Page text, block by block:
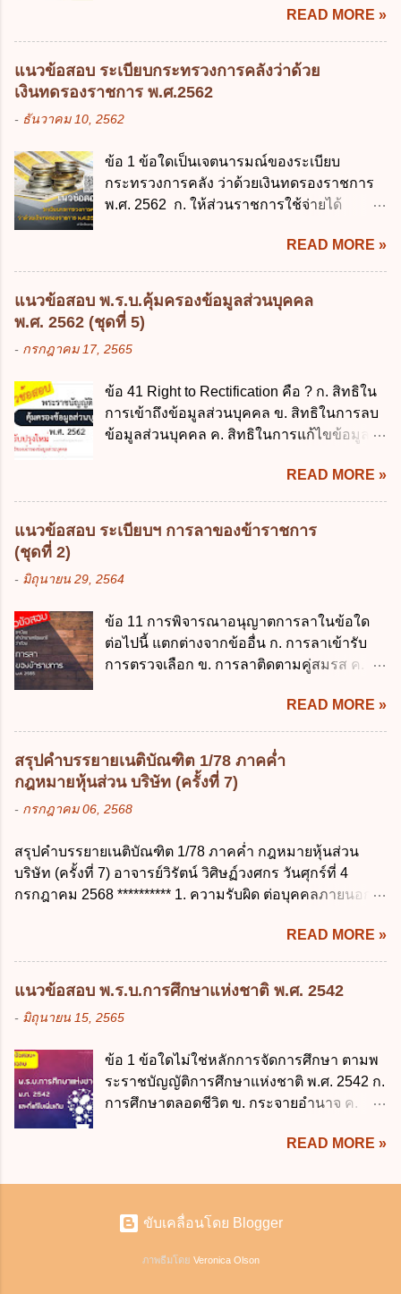
พัฒนารัฐบาลดิจิทัลโดยตำแหน่ง ม...
2562 ค. 28 พฤษภาคม 2562 ง. 29
พฤษภาคม 2562 ข้อ 4 "บุคคลหรือนิติบุคคล
ซึ่งมีอำนาจหน้าที่ตัดสินใจเกี่ยวกับการเก็บ
รวบรวม ใช้ หรือเปิดเผยข้อมูลส่วนบุคคล" คือ
พนักงานเจ้าหน้าที่ ง. ไม่มีข้อใดถูกต้อง ข้อ 5 ผู้
มีอำนาจแต่งตั้งพนักงานเจ้าหน้าที่ตามพระ
ราชบัญญัติคุ้มครองข้อมูลส่วนบุคคล พ.ศ.
เรื่อง หลักเกณฑ์และวิธีการปฏิบัติสำหรับผู้ที่
มิใช่ผู้ปกครองซึ่งมีเด็กที่มีอายุในเกณฑ์การ
ศึกษาภาคบังคับอาศัยอยู่" ออกตามความใน
มีสาระสำคัญดังนี้ 1. คำว่า "เด็ก" หมายถึง เด็ก
เว้นแต่เด็กที่สอบได้ชั้นปีที่ 9 ของการศึกษา
ภาคบังคับแล้ว 2. ผู้ปกครอง คือ 2.1 บิดา
มารดา 2.2 บิดาหรือมารดา ซึ่งเป็นผู้ใช้
กฎหมายแพ่งและพาณิชย์ 2.4 บุคคลที่เด็ก
อยู่ด้วยเป็นประจำหรือที่เด็กอยู่รับใช้การงาน
3. ผู้ปกครองดังกล่าว มีหน้าที่ ส่งเด็กเข้าเรียน
ในสถานศึกษาในวันแรกของการเปิดเรียนภาค
การเปิดเรียนภาคต้น ถ้าสถานศึกษายังมิไ...
READ MORE »
แนวข้อสอบ ระเบียบกระทรวงการคลังว่าด้วย
เงินทดรองราชการ พ.ศ.2562
- ธันวาคม 10, 2562
ข้อ 1 ข้อใดเป็นเจตนารมณ์ของระเบียบ
กระทรวงการคลัง ว่าด้วยเงินทดรองราชการ
พ.ศ. 2562 ก. ให้ส่วนราชการใช้จ่ายได้
ส่วนราชการมีเงินทดรองราชการเพื่อรองจ่าย
ตามข้อผูกพันในการกู้เงินจากต่างประเทศ ค.
รองรับการปฏิบัติงานด้านการเงินการคลังตาม
นโยบาย New GFMIS Thai ง. สนับสนุนการให้
ความช่วยเหลือในกรณีจำเป็นเร่งด่วนที่ไม่
สามารถรอการเบิกเงินจากงบประมาณได้ ข้อ
ราชการ พ.ศ. 2562 ออกโดยอาศัยกฎหมาย
แม่บทใด ก. พระราชบัญญัติวิธีการงบ
ประมาณ พ.ศ. 2561 ข. พระราชบัญญัติวินัย
บัญญัติเงินคงคลัง พ.ศ. 2491 ง. ระเบียบ
กระทรวงการคลัง ว่าด้วยการเบิกเงินจากคลัง
การรับเงิน การจ่ายเงิน การเก็บรักษาเงิน และ
สำรองจ่ายได้แห่งละไม่เกินเท่าใร ก. 100,000
บาท ข. 50,000 บาท ค. 30,000 บาท ง. 10,000
บาท ข้อ 4 ดอกเบี้ยที่เกิดจากการนำเงินทดรอง
READ MORE »
แนวข้อสอบ พ.ร.บ.คุ้มครองข้อมูลส่วนบุคคล
พ.ศ. 2562 (ชุดที่ 5)
- กรกฎาคม 17, 2565
ข้อ 41 Right to Rectification คือ ? ก. สิทธิใน
การเข้าถึงข้อมูลส่วนบุคคล ข. สิทธิในการลบ
ข้อมูลส่วนบุคคล ค. สิทธิในการแก้ไขข้อมูล
การประมวลผลข้อมูลส่วนบุคคล ข้อ 42 ผู้
ควบคุมข้อมูลส่วนบุคคลต้องแก้ไขข้อมูลส่วน
บุคคลตามหลักการข้อใด ก. ถูกต้อง เป็น
กฎหมายคุ้มครองข้อมูลส่วนบุคคล ในกรณีผู้
ข้อมูลส่วนบุคคลให้ถูกต้อง ก. ร้องทุกข์ ข. ร้อง
เรียน ค. อุทธรณ์ ง. ฟ้องร้อง ข้อ 44 หลักการ
สำคัญของสิทธิในการลบข้อมูลส่วนบุคคล คือ
ลบข้อมูลส่วนบุคคล ข. ขอให้ทำลายข้อมูล
ส่วนบุคคล ค. ทำให้ข้อมูลส่วนบุคคลไม่
สามารถระบุถึงตนได้ ง. ถูกทุกข้อ ข้อ 45
เงื่อนไข ในการใช้สิทธิลบข้อมูลส่วนบุคคล ข้อ
ส่วนบุคคลที่ไม่สมบูรณ์ ค. เจ้าของข้อมูลส่วน
บุคคลถอนความยินยอมในการเก็บรวบรวม
ใช้หรือเปิดเผยข้อมูลส่วนบุคคล ง. ข้อมูลส่วน
บุคคลได้ถูกใช้ประมวลผลโดยไม่ชอบด้วย
READ MORE »
แนวข้อสอบ ระเบียบฯ การลาของข้าราชการ
(ชุดที่ 2)
- มิถุนายน 29, 2564
ข้อ 11 การพิจารณาอนุญาตการลาในข้อใด
ต่อไปนี้ แตกต่างจากข้ออื่น ก. การลาเข้ารับ
การตรวจเลือก ข. การลาติดตามคู่สมรส ค.
ปฏิบัติการวิจัย หรือดูงาน ข้อ 12 ข้อใด ไม่ ถูก
ต้องเกี่ยวกับการลาไปช่วยเหลือภริยาที่คลอด
บุตร ก. ต้องเป็นภริยาโดยชอบด้วยกฎหมาย ข.
ลาได้เพียงครั้งเดียว ค. ต้องลาภายใน 90 วัน
นับแต่วันที่คลอดบุตร ง. ลาได้ครั้งหนึ่งติดต่อ
กันไม่เกิน 15 วันทำการ ข้อ 13 สิทธิลากิจส่วน
เกิน 90 วัน ข. ลาต่อเนื่องจากการคลอดบุตรได้
ไม่เกิน 90 วันทำการ ค. ลาได้ไม่เกิน 120 วัน
ง. ลาต่อเนื่องจากการคลอดบุตรได้ไม่เกิน 150
รัฐมนตรี ว่าด้วยการลาของข้าราชการ พ.ศ.
2555 กำหนดให้ข้าราชการที่รับราชการติดต่อ
กันมาแล้วไม่น้อยกว่า 10 ปี มีสิทธินำวันลาพัก
เกิน 20 วันทำการ ง. ไม่เกิน 30 วันทำการ ข้อ
15 การลาติดตามคู่สมรส ต้องมีระยะเวลาไม่
เกินกำหนดในข้อใดเพื่อมิให้มีผลเป็นการลา
READ MORE »
สรุปคำบรรยายเนติบัณฑิต 1/78 ภาคค่ำ
กฎหมายหุ้นส่วน บริษัท (ครั้งที่ 7)
- กรกฎาคม 06, 2568
สรุปคำบรรยายเนติบัณฑิต 1/78 ภาคค่ำ กฎหมายหุ้นส่วน
บริษัท (ครั้งที่ 7) อาจารย์วิรัตน์ วิศิษฏ์วงศกร วันศุกร์ที่ 4
กรกฎาคม 2568 ********** 1. ความรับผิด ต่อบุคคลภายนอก
คนใดคนหนึ่งได้จัดทำไปในทางที่เป็น ธรรมดาการค้าขาย
ของห้างหุ้นส่วน ม.1050 , 1025 โดยพิจารณาตามสภาพแห่ง
กิจการ การงานของห้าง และประเพณีทางการค้า -หุ้นส่วน
หรือมีอำนาจจัดการหรือไม่ก็ตาม จึงเป็นไปตามหลักกฎหมาย
คุ้มครองบุคคลภายนอกผู้สุจริต ไม่ว่าการจัดการนั้นจะก่อให้
เกิดมูลหนี้ใดก็ตาม รวมถึงมูลละเมิด 1.1) กรณีห้างหุ้นส่วน
สามัญจดทะเบียน เมื่อห้าง ผิดนัด ชำระหนี้ เจ้าหนี้ของห้างฯ
ชอบที่จะเรียกให้ชำระหนี้เอาแต่ผู้เป็นหุ้นส่วนคนใคคนหนึ่ง
ก็ได้ ม.1070 เว้นแต่ ผู้เป็นหุ้นส่วนพิสูจน์ได้ว่า สินทรัพย์ของ
กรณีค้ำประกัน ม.689 ศาลใช้ดุลพินิจไม่ได้) 1.2) กรณีห้างหุ้น
READ MORE »
แนวข้อสอบ พ.ร.บ.การศึกษาแห่งชาติ พ.ศ. 2542
- มิถุนายน 15, 2565
ข้อ 1 ข้อใดไม่ใช่หลักการจัดการศึกษา ตามพ
ระราชบัญญัติการศึกษาแห่งชาติ พ.ศ. 2542 ก.
การศึกษาตลอดชีวิต ข. กระจายอำนาจ ค.
กระบวนการเรียนรู้อย่างต่อเนื่อง ข้อ 2 ข้อใด
ความรู้ ข. การฝึกอบรม ค. การสืบสานทาง
วัฒนธรรม ง. การมุ่งผลสัมฤทธิ์ ข้อ 3 ความ
แตกต่างที่สำคัญระหว่าง "การประกันคุณภาพ
ภายนอก" กับ "การประกันคุณภาพภายใน" คือ
READ MORE »
ขับเคลื่อนโดย Blogger
ภาพธีมโดย Veronica Olson